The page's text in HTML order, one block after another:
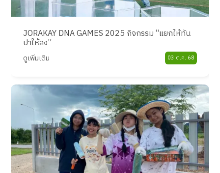
JORAKAY DNA GAMES 2025 กิจกรรม “แยกให้ทัน
ปาให้ลง”
ดูเพิ่มเติม 03 ต.ค. 68